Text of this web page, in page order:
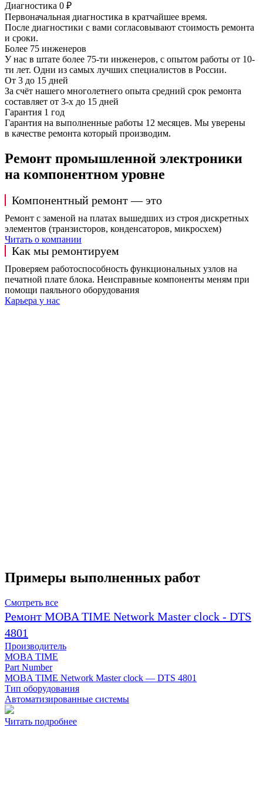
Диагностика 0 ₽
Первоначальная диагностика в кратчайшее время.
После диагностики с вами согласовывают стоимость ремонта
и сроки.
Более 75 инженеров
У нас в штате более 75-ти инженеров, с опытом работы от 10-
ти лет. Одни из самых лучших специалистов в России.
От 3 до 15 дней
За счёт нашего многолетнего опыта средний срок ремонта
составляет от 3-х до 15 дней
Гарантия 1 год
Гарантия на выполненные работы 12 месяцев. Мы уверены
в качестве ремонта который производим.
Ремонт промышленной электроники
на компонентном уровне
Компонентный ремонт — это
Ремонт с заменой на платах вышедших из строя дискретных
элементов (транзисторов, конденсаторов, микросхем)
Читать о компании
Как мы ремонтируем
Проверяем работоспособность функциональных узлов на
печатной плате блока. Неисправные компоненты меням при
помощи паяльного оборудования
Карьера у нас
Примеры выполненных работ
Смотреть все
Ремонт MOBA TIME Network Master clock - DTS
4801
Производитель
MOBA TIME
Part Number
MOBA TIME Network Master clock — DTS 4801
Тип оборудования
Автоматизированные системы
Читать подробнее